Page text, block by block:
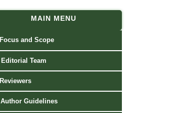
MAIN MENU
Focus and Scope
Editorial Team
Reviewers
Author Guidelines